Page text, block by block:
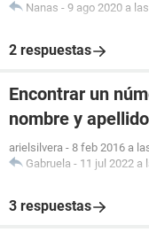
Nanas - 9 ago 2020 a
2 respuestas
Encontrar un
nombre y apellido
arielsilvera - 8 feb 2016 a
Gabruela - 11 jul 2022 a
3 respuestas